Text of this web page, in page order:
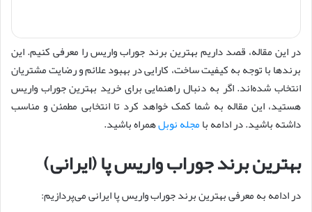
در این مقاله، قصد داریم بهترین برند جوراب واریس را معرفی کنیم. این
برندها با توجه به کیفیت ساخت، کارایی در بهبود علائم و رضایت مشتریان
انتخاب شده‌اند. اگر به دنبال راهنمایی برای خرید بهترین جوراب واریس
هستید، این مقاله به شما کمک خواهد کرد تا انتخابی مطمئن و مناسب
داشته باشید. در ادامه بامجله نوبلهمراه باشید.
بهترین برند جوراب واریس پا (ایرانی)
در ادامه به معرفی بهترین برند جوراب واریس پا ایرانی می‌پردازیم: